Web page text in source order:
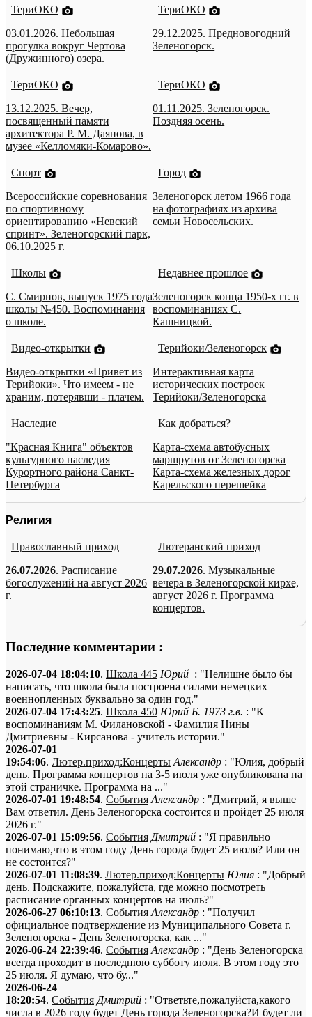
ТериОКО
03.01.2026. Небольшая
прогулка вокруг Чертова
(Дружинного) озера.
ТериОКО
29.12.2025. Предновогодний
Зеленогорск.
ТериОКО
13.12.2025. Вечер,
посвященный памяти
архитектора Р. М. Даянова, в
музее «Келломяки-Комарово».
ТериОКО
01.11.2025. Зеленогорск.
Поздняя осень.
Спорт
Всероссийские соревнования
по спортивному
ориентированию «Невский
спринт». Зеленогорский парк,
06.10.2025 г.
Город
Зеленогорск летом 1966 года
на фотографиях из архива
семьи Новосельских.
Школы
С. Смирнов, выпуск 1975 года
школы №450. Воспоминания
о школе.
Недавнее прошлое
Зеленогорск конца 1950-х гг. в
воспоминаниях С.
Кашницкой.
Видео-открытки
Видео-открытки «Привет из
Терийоки». Что имеем - не
храним, потерявши - плачем.
Терийоки/Зеленогорск
Интерактивная карта
исторических построек
Терийоки/Зеленогорска
Наследие
"Красная Книга" объектов
культурного наследия
Курортного района Санкт-
Петербурга
Как добраться?
Карта-схема автобусных
маршрутов от Зеленогорска
Карта-схема железных дорог
Карельского перешейка
Религия
Православный приход
26.07.2026. Расписание
богослужений на август 2026
г.
Лютеранский приход
29.07.2026. Музыкальные
вечера в Зеленогорской кирхе,
август 2026 г. Программа
концертов.
Последние комментарии :
2026-07-04 18:04:10. Школа 445 Юрий : "Нелишне было бы
написать, что школа была построена силами немецких
военнопленных буквально за один год."
2026-07-04 17:43:25. Школа 450 Юрий Б. 1973 г.в. : "К
воспоминаниям М. Филановской - Фамилия Нины
Дмитриевны - Кирсанова - учитель истории."
2026-07-01
19:54:06. Лютер.приход:Концерты Александр : "Юлия, добрый
день. Программа концертов на 3-5 июля уже опубликована на
этой страничке. Программа на ..."
2026-07-01 19:48:54. События Александр : "Дмитрий, я выше
Вам ответил. День Зеленогорска состоится и пройдет 25 июля
2026 г."
2026-07-01 15:09:56. События Дмитрий : "Я правильно
понимаю,что в этом году День города будет 25 июля? Или он
не состоится?"
2026-07-01 11:08:39. Лютер.приход:Концерты Юлия : "Добрый
день. Подскажите, пожалуйста, где можно посмотреть
расписание органных концертов на июль?"
2026-06-27 06:10:13. События Александр : "Получил
официальное подтверждение из Муниципального Совета г.
Зеленогорска - День Зеленогорска, как ..."
2026-06-24 22:39:46. События Александр : "День Зеленогорска
всегда проходит в последнюю субботу июля. В этом году это
25 июля. Я думаю, что бу..."
2026-06-24
18:20:54. События Дмитрий : "Ответьте,пожалуйста,какого
числа в 2026 году будет День города Зеленогорска?И будет ли